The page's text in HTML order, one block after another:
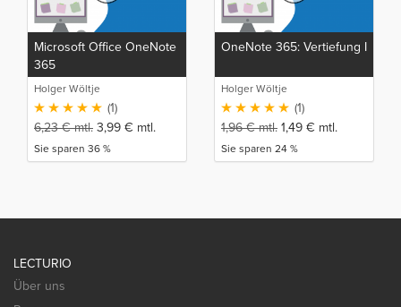
Microsoft Office OneNote
365
Holger Wöltje
(1)
6,23€mtl. 3,99 € mtl.
Sie sparen 36 %
OneNote 365: Vertiefung I
Holger Wöltje
(1)
1,96€mtl. 1,49 € mtl.
Sie sparen 24 %
LECTURIO
Über uns